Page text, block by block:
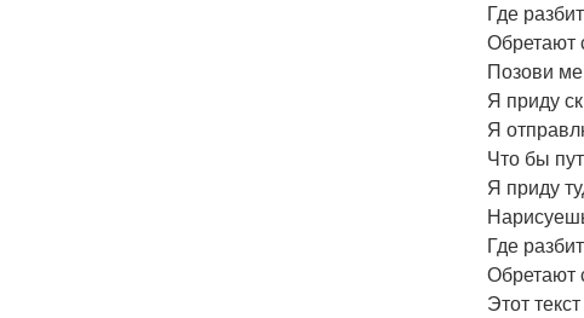
Где
Обретают
Позови
Я приду
Я
Что бы
Я приду
Где
Обретают
Этот